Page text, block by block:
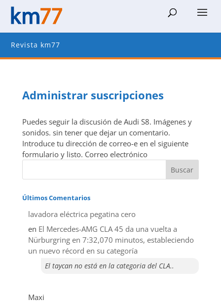
Revista km77
Administrar suscripciones
Puedes seguir la discusión de Audi S8. Imágenes y
sonidos. sin tener que dejar un comentario.
Introduce tu dirección de correo-e en el siguiente
formulario y listo. Correo electrónico
Últimos Comentarios
lavadora eléctrica pegatina cero
en El Mercedes-AMG CLA 45 da una vuelta a
Nürburgring en 7:32,070 minutos, estableciendo
un nuevo récord en su categoría
El taycan no está en la categoria del CLA..
Maxi